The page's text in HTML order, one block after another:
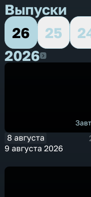
Выпуски
26
25
20262026
8 августа
9 августа 2026